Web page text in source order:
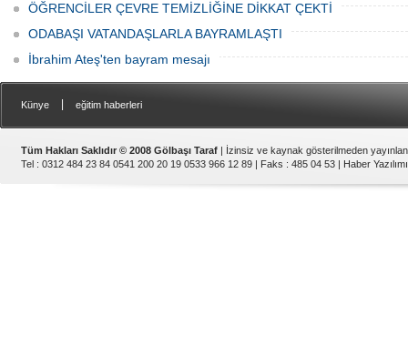
ÖĞRENCİLER ÇEVRE TEMİZLİĞİNE DİKKAT ÇEKTİ
ODABAŞI VATANDAŞLARLA BAYRAMLAŞTI
İbrahim Ateş'ten bayram mesajı
Künye eğitim haberleri
Tüm Hakları Saklıdır © 2008 Gölbaşı Taraf | İzinsiz ve kaynak gösterilmeden
Tel : 0312 484 23 84 0541 200 20 19 0533 966 12 89 | Faks : 485 04 53 | Haber Yazılımı